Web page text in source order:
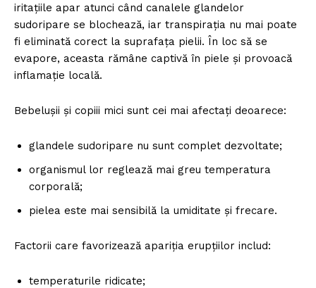
iritațiile apar atunci când canalele glandelor
sudoripare se blochează, iar transpirația nu mai poate
fi eliminată corect la suprafața pielii. În loc să se
evapore, aceasta rămâne captivă în piele și provoacă
inflamație locală.
Bebelușii și copiii mici sunt cei mai afectați deoarece:
glandele sudoripare nu sunt complet dezvoltate;
organismul lor reglează mai greu temperatura
corporală;
pielea este mai sensibilă la umiditate și frecare.
Factorii care favorizează apariția erupțiilor includ:
temperaturile ridicate;